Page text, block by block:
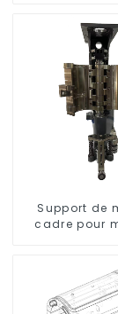
Support de
cadre pour